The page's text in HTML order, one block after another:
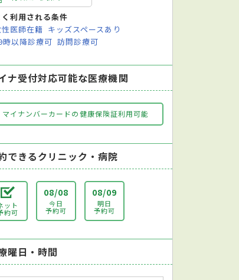
く利用される条件
性医師在籍 キッズスペースあり
時以降診療可 訪問診療可
ナ受付対応可能な医療機関
マイナンバーカードの健康保険証利用可能
できるクリニック・病院
ット
約可
08/08
今日
予約可
08/09
明日
予約可
曜日・時間